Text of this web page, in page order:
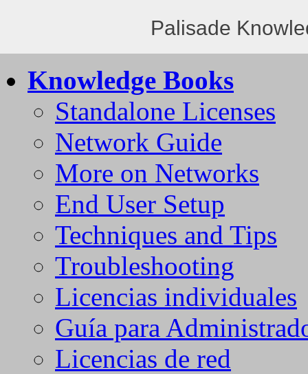
Palisade
Knowledge Books
Standalone Licenses
Network Guide
More on Networks
End User Setup
Techniques and Tips
Troubleshooting
Licencias individuales
Guía para
Licencias de red